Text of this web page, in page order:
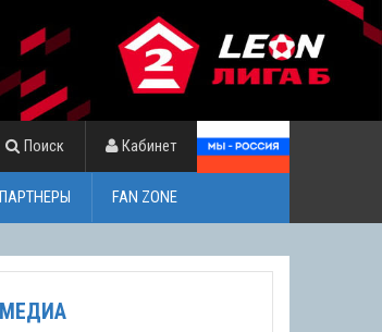
Поиск Кабинет
ПАРТНЕРЫ FAN ZONE
МЕДИА